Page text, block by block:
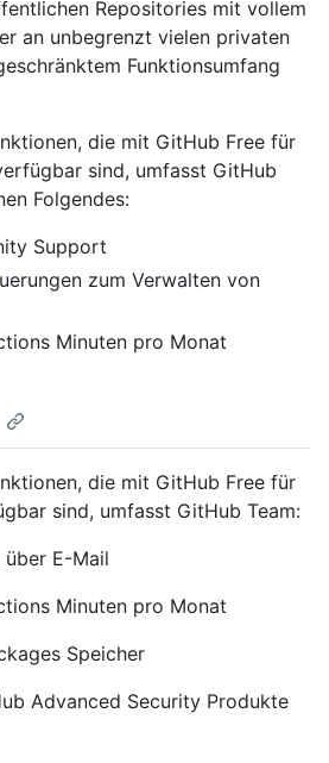
Repositories mit vollem
an unbegrenzt vielen privaten
Funktionsumfang
die mit GitHub Free für
sind, umfasst GitHub
Folgendes:
Support
zum Verwalten von
Minuten pro Monat
die mit GitHub Free für
sind, umfasst GitHub Team:
E-Mail
Minuten pro Monat
Speicher
Advanced Security Produkte